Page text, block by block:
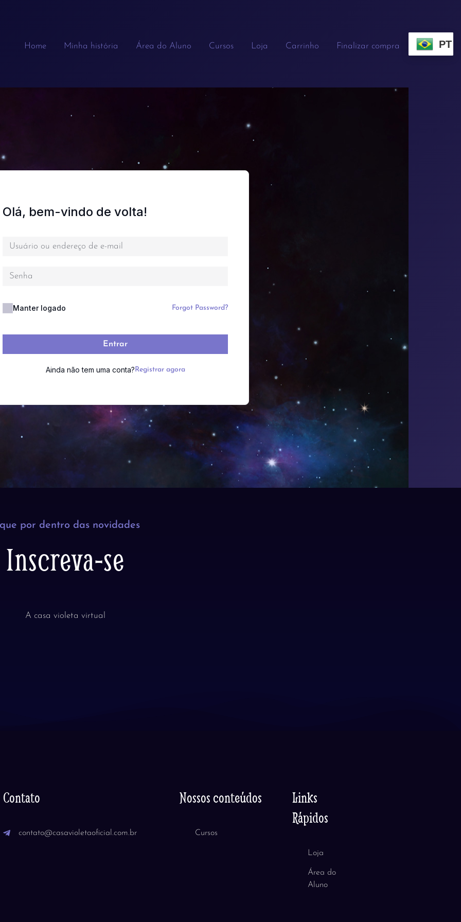
Home Minha história Área do Aluno Cursos Loja Carrinho Finalizar compra PT
Olá, bem-vindo de volta!
Manter logado Forgot Password?
Entrar
Ainda não tem uma conta? Registrar agora
por dentro das novidades
Inscreva-se
A casa violeta virtual
Contato
contato@casavioletaoficial.com.br
Nossos conteúdos
Cursos
Links
Rápidos
Loja
Área do
Aluno